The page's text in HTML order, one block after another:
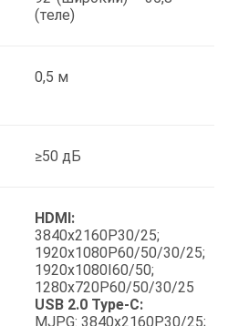
(теле)
0,5 м
≥50 дБ
HDMI:
3840x2160P30/25;
1920x1080P60/50/30/25;
1920x1080I60/50;
1280x720P60/50/30/25
USB 2.0 Type-C:
MJPG: 3840x2160P30/25;